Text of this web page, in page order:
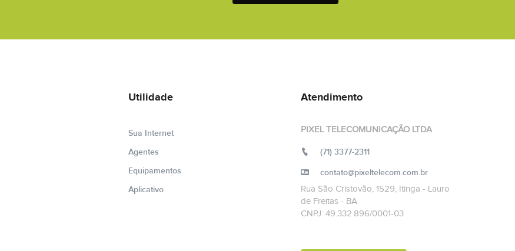
Utilidade
Sua Internet
Agentes
Equipamentos
Aplicativo
Atendimento
PIXEL TELECOMUNICAÇÃO LTDA
(71) 3377-2311
contato@pixeltelecom.com.br
Rua São Cristovão, 1529, Itinga - Lauro
de Freitas - BA
CNPJ: 49.332.896/0001-03